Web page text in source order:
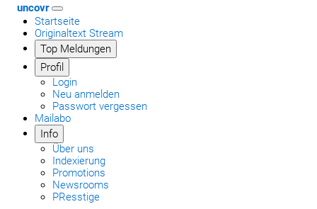
uncovr
Startseite
Originaltext Stream
Top Meldungen
Profil
Login
Neu anmelden
Passwort vergessen
Mailabo
Info
Über uns
Indexierung
Promotions
Newsrooms
PResstige